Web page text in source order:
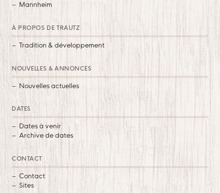
Mannheim
À PROPOS DE TRAUTZ
Tradition & développement
NOUVELLES & ANNONCES
Nouvelles actuelles
DATES
Dates à venir
Archive de dates
CONTACT
Contact
Sites